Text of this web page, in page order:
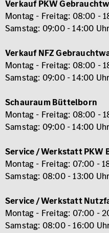
Verkauf PKW
Montag - Freitag: 08:00 -
Samstag: 09:00 - 14:00 Uhr
Verkauf NFZ
Montag - Freitag: 08:00 -
Samstag: 09:00 - 14:00 Uhr
Schauraum Büttelborn
Montag - Freitag: 08:00 -
Samstag: 09:00 - 14:00 Uhr
Service / Werkstatt PKW
Montag - Freitag: 07:00 -
Samstag: 08:00 - 13:00 Uhr
Service / Werkstatt
Montag - Freitag: 07:00 -
Samstag: 08:00 - 16:00